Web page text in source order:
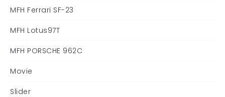
MFH Ferrari SF-23
MFH Lotus97T
MFH PORSCHE 962C
Movie
Slider